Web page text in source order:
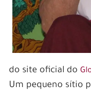
do site oficial do
Um pequeno sítio